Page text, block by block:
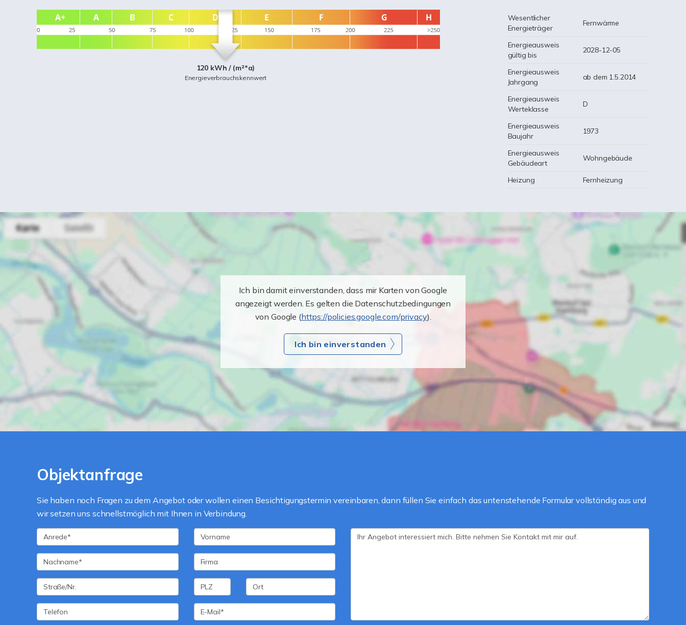
120 kWh / (m²*a)
Energieverbrauchskennwert
Wesentlicher
Energieträger
Fernwärme
Energieausweis
gültig bis
2028-12-05
Energieausweis
Jahrgang
ab dem 1.5.2014
Energieausweis
Werteklasse
D
Energieausweis
Baujahr
1973
Energieausweis
Gebäudeart
Wohngebäude
Heizung Fernheizung
Ich bin damit einverstanden, dass mir Karten von Google
angezeigt werden. Es gelten die Datenschutzbedingungen
von Google (https://policies.google.com/privacy).
Ich bin einverstanden
Objektanfrage
Sie haben noch Fragen zu dem Angebot oder wollen einen Besichtigungstermin vereinbaren, dann füllen Sie einfach das untenstehende Formular vollständig aus und
wir setzen uns schnellstmöglich mit Ihnen in Verbindung.